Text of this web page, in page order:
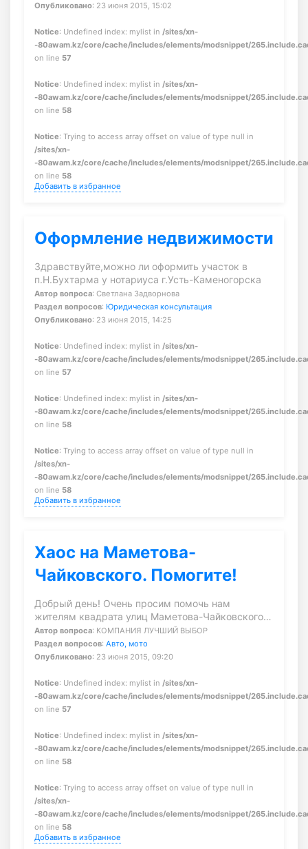
Опубликовано: 23 июня 2015, 15:02
Notice: Undefined index: mylist in /sites/xn-
-80awam.kz/core/cache/includes/elements/modsnippet/
on line 57
Notice: Undefined index: mylist in /sites/xn-
-80awam.kz/core/cache/includes/elements/modsnippet/
on line 58
Notice: Trying to access array offset on value of type null in
/sites/xn-
-80awam.kz/core/cache/includes/elements/modsnippet/
on line 58
Добавить в избранное
Оформление недвижимости
Здравствуйте,можно ли оформить участок в
п.Н.Бухтарма у нотариуса г.Усть-Каменогорска
Автор вопроса: Светлана Задворнова
Раздел вопросов: Юридическая консультация
Опубликовано: 23 июня 2015, 14:25
Notice: Undefined index: mylist in /sites/xn-
-80awam.kz/core/cache/includes/elements/modsnippet/
on line 57
Notice: Undefined index: mylist in /sites/xn-
-80awam.kz/core/cache/includes/elements/modsnippet/
on line 58
Notice: Trying to access array offset on value of type null in
/sites/xn-
-80awam.kz/core/cache/includes/elements/modsnippet/
on line 58
Добавить в избранное
Хаос на Маметова-
Чайковского. Помогите!
Добрый день! Очень просим помочь нам
жителям квадрата улиц Маметова-Чайковского…
Автор вопроса: КОМПАНИЯ ЛУЧШИЙ ВЫБОР
Раздел вопросов: Авто, мото
Опубликовано: 23 июня 2015, 09:20
Notice: Undefined index: mylist in /sites/xn-
-80awam.kz/core/cache/includes/elements/modsnippet/
on line 57
Notice: Undefined index: mylist in /sites/xn-
-80awam.kz/core/cache/includes/elements/modsnippet/
on line 58
Notice: Trying to access array offset on value of type null in
/sites/xn-
-80awam.kz/core/cache/includes/elements/modsnippet/
on line 58
Добавить в избранное